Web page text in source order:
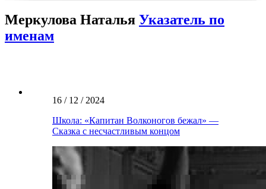
Меркулова Наталья Указатель по
именам
16 / 12 / 2024
Школа: «Капитан Волконогов бежал» —
Сказка с несчастливым концом